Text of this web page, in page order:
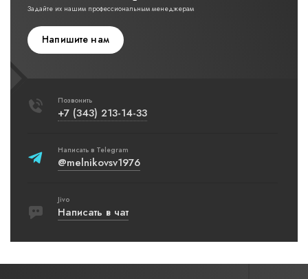
Задайте их нашим профессиональным менеджерам
Напишите нам
Позвонить
+7 (343) 213-14-33
Написать в Telegram
@melnikovsv1976
Jivo
Написать в чат